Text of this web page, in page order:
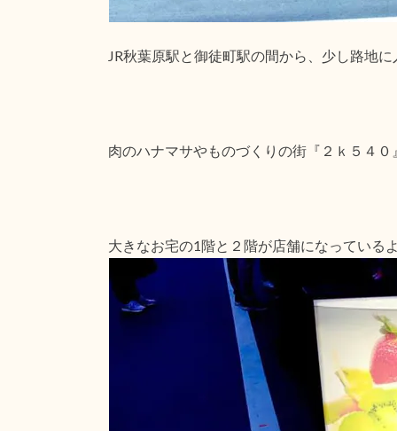
JR秋葉原駅と御徒町駅の間から、少し路地
肉のハナマサやものづくりの街『２ｋ５４
大きなお宅の1階と２階が店舗になっている